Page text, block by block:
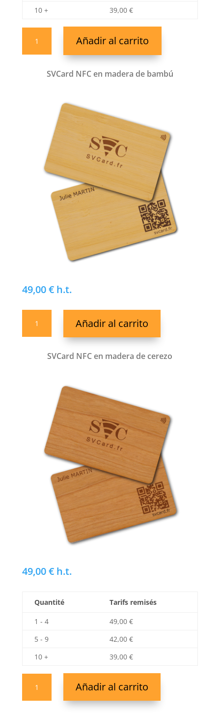
10 +
39,00 €
en
Añadir al carrito
SVCard NFC en madera de bambú
49,00€ h.t.
en
Añadir al carrito
SVCard NFC en madera de cerezo
49,00€ h.t.
Quantité Tarifs remisés
1 - 4 49,00 €
5 - 9
42,00 €
10 +
39,00 €
en
Añadir al carrito